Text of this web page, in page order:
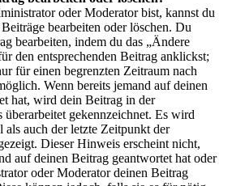
oder Moderator bist, kannst du
bearbeiten oder löschen. Du
bearbeiten, indem du das „Ändere
den entsprechenden Beitrag anklickst;
für einen begrenzten Zeitraum nach
Wenn bereits jemand auf deinen
hat, wird dein Beitrag in der
überarbeitet gekennzeichnet. Es wird
auch der letzte Zeitpunkt der
Dieser Hinweis erscheint nicht,
auf deinen Beitrag geantwortet hat oder
oder Moderator deinen Beitrag